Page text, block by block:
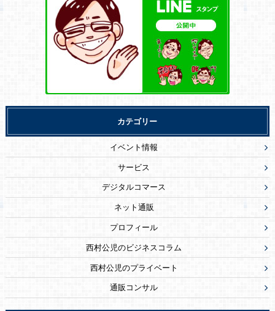
カテゴリー
イベント情報
サービス
デジタルコマース
ネット通販
プロフィール
西村公児のビジネスコラム
西村公児のプライベート
通販コンサル